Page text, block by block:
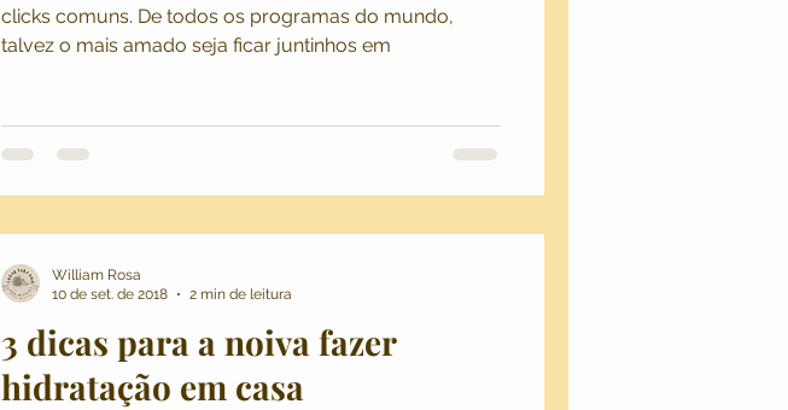
clicks comuns. De todos os programas do mundo,
talvez o mais amado seja ficar juntinhos em
3 dicas para a noiva fazer
hidratação em casa
William Rosa
10 de set. de 2018
2 min de leitura